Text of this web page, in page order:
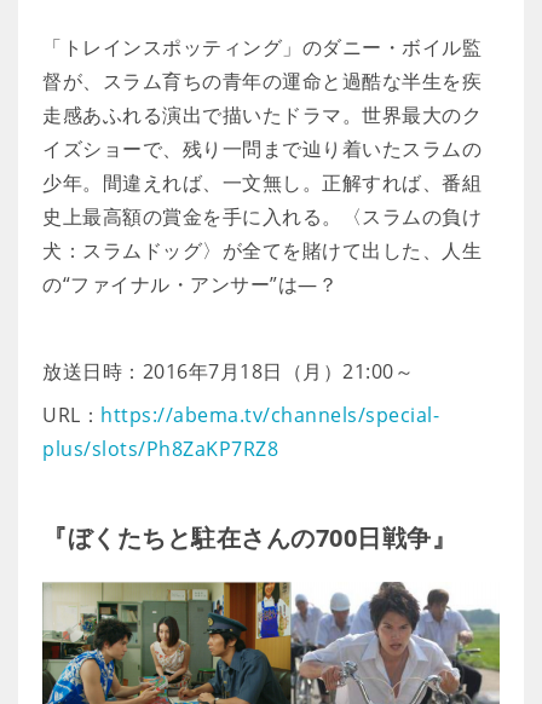
「トレインスポッティング」のダニー・ボイル監
督が、スラム育ちの青年の運命と過酷な半生を疾
走感あふれる演出で描いたドラマ。世界最大のク
イズショーで、残り一問まで辿り着いたスラムの
少年。間違えれば、一文無し。正解すれば、番組
史上最高額の賞金を手に入れる。〈スラムの負け
犬：スラムドッグ〉が全てを賭けて出した、人生
の“ファイナル・アンサー”は―？
放送日時：2016年7月18日（月）21:00～
URL： https://abema.tv/channels/special-
plus/slots/Ph8ZaKP7RZ8
『ぼくたちと駐在さんの700日戦争』